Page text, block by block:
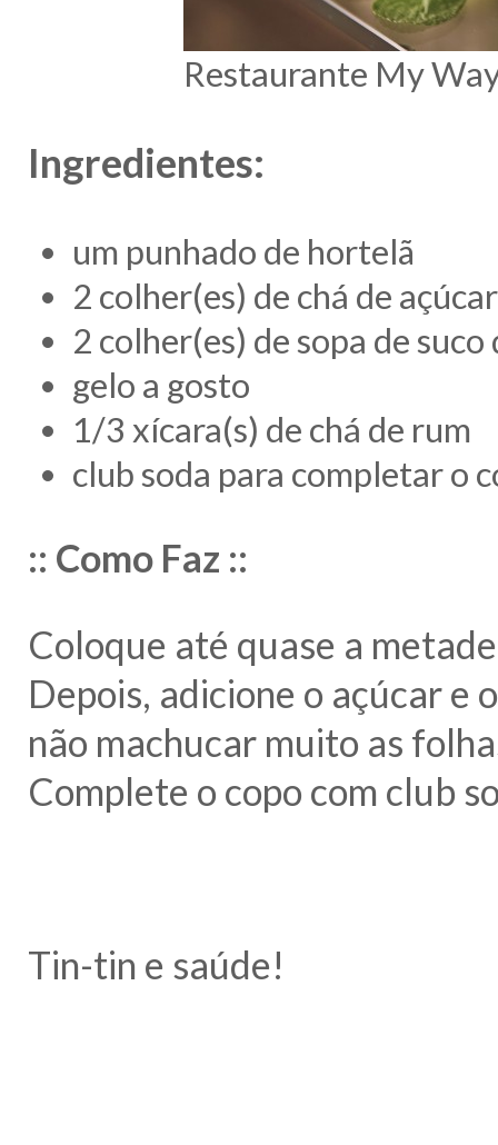
Restaurante My
Ingredientes:
um punhado de hortelã
2 colher(es) de chá de
2 colher(es) de sopa de suco
gelo a gosto
1/3 xícara(s) de chá de rum
club soda para completar o
:: Como Faz ::
Coloque até quase a
Depois, adicione o açúcar e
não machucar muito as
Complete o copo com club
Tin-tin e saúde!